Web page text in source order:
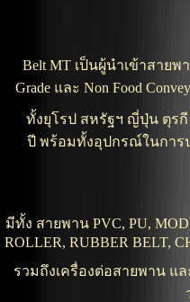
Belt MT เป็นผู้นำเข้าสายพ
Grade และ Non Food
ทั้งยุโรป สหรัฐฯ ญี่ปุ่น ตุร
ปี พร้อมทั้งอุปกรณ์ในการ
มีทั้ง สายพาน PVC, PU,
ROLLER, RUBBER BELT,
รวมถึงเครื่องต่อสายพาน แ